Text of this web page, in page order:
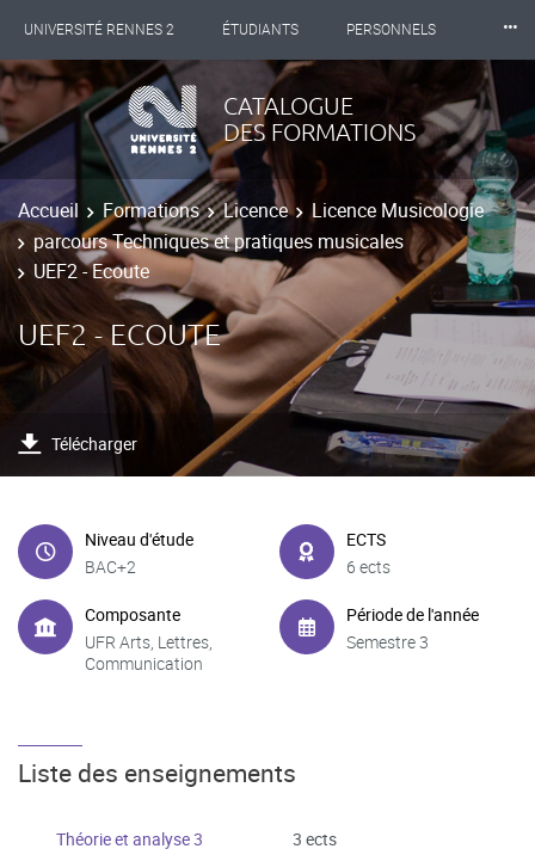
UNIVERSITÉ RENNES 2 ÉTUDIANTS PERSONNELS
INTERNATIONAL PROFESSIONNELS BIBLIOTHÈQUES
LES NOUVELLES DE RENNES 2
⸱⸱⸱
CATALOGUE
DES FORMATIONS
Accueil Formations Licence
Licence Musicologie
parcours Techniques et pratiques musicales
UEF2 - Ecoute
UEF2 - ECOUTE
Télécharger
Niveau d'étude
BAC+2
ECTS
6 ects
Composante
UFR Arts, Lettres,
Communication
Période de l'année
Semestre 3
Liste des enseignements
Théorie et analyse 3 3 ects